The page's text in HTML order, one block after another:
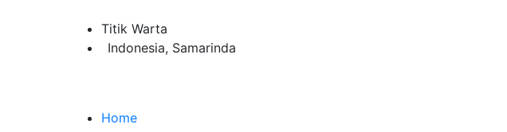
Titik Warta
Indonesia, Samarinda
Home